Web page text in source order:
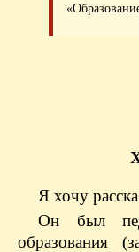
Я хочу
Он был
образования